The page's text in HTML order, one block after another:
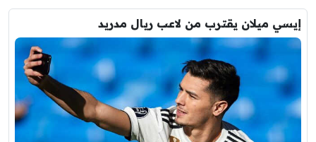
إيسي ميلان يقترب من لاعب ريال مدريد